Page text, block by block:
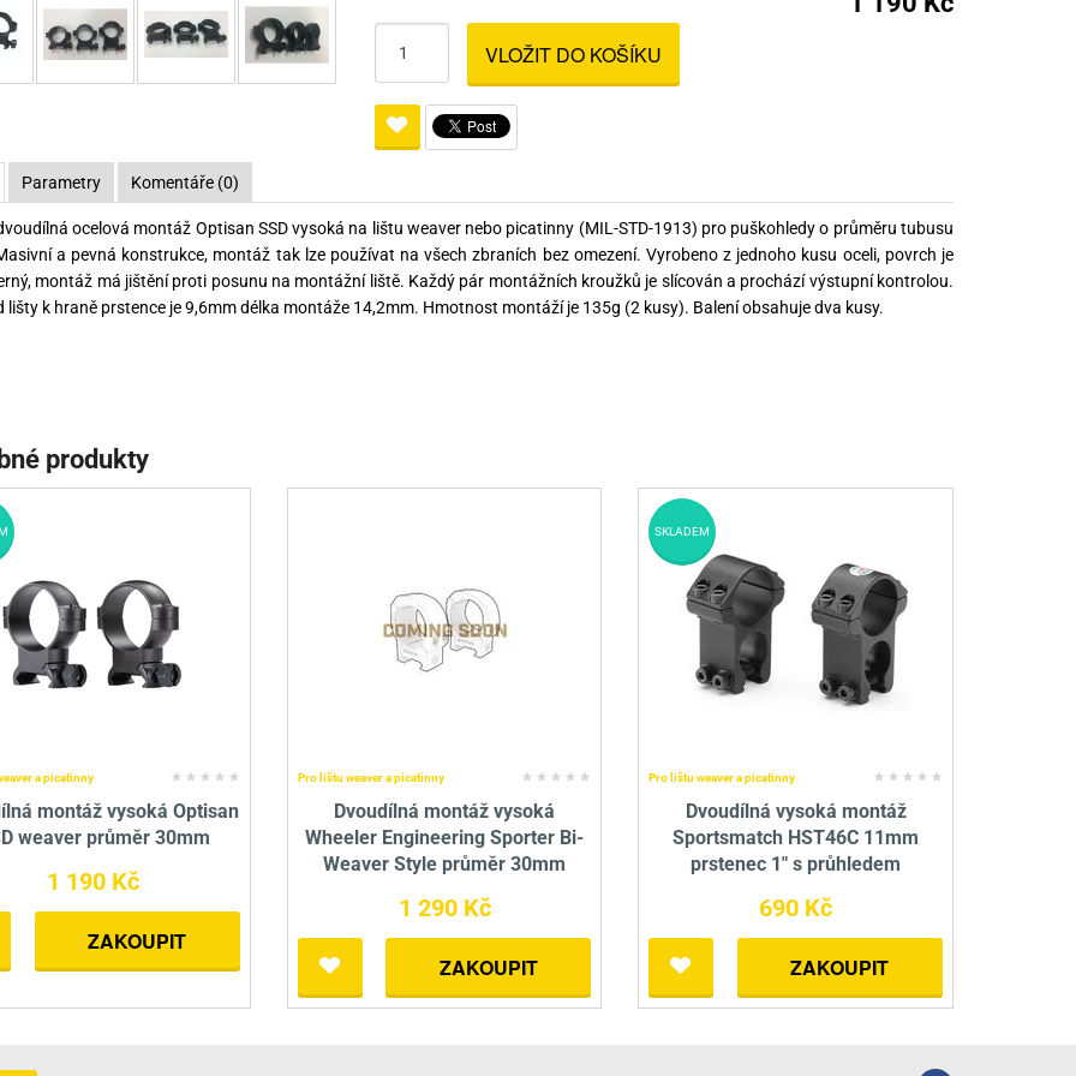
na ZP
Pro lištu weaver a picatinny
Adaptéry
Náboje na ZP Pistolové a revolverové náboje
Puškové náboje
Malorážkové náboje
Ochranné prostředky
Rowan Engineering
Bipody, stolice a vaky
Pro perkusní zbraně
Ostatní Svítilny
VLOŽIT DO KOŠÍKU
Parametry Komentáře (0)
ocelová montáž Optisan SSD vysoká na lištu weaver nebo picatinny (MIL-STD-1913) pro puškohledy o průměru tubusu
a pevná konstrukce, montáž tak lze používat na všech zbraních bez omezení. Vyrobeno z jednoho kusu oceli, povrch je
montáž má jištění proti posunu na montážní liště. Každý pár montážních kroužků je slícován a prochází výstupní kontrolou.
lišty k hraně prstence je 9,6mm délka montáže 14,2mm. Hmotnost montáží je 135g (2 kusy). Balení obsahuje dva kusy.
produkty
a picatinny
montáž vysoká Optisan
weaver průměr 30mm
1 190 Kč
ZAKOUPIT
Pro lištu weaver a picatinny
Dvoudílná montáž vysoká
Wheeler Engineering Sporter Bi-
Weaver Style průměr 30mm
1 290 Kč
ZAKOUPIT
Pro lištu weaver a picatinny
Dvoudílná vysoká montáž
Sportsmatch HST46C 11mm
prstenec 1" s průhledem
690 Kč
ZAKOUPIT
SKLADEM